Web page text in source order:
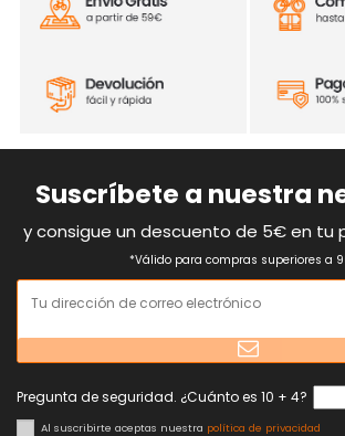
Suscríbete a nuestra
y consigue un descuento de 5€ en tu
*Válido para compras superiores a
Pregunta de seguridad. ¿Cuánto es 10 + 4?
Al suscribirte aceptas nuestra política de privacidad